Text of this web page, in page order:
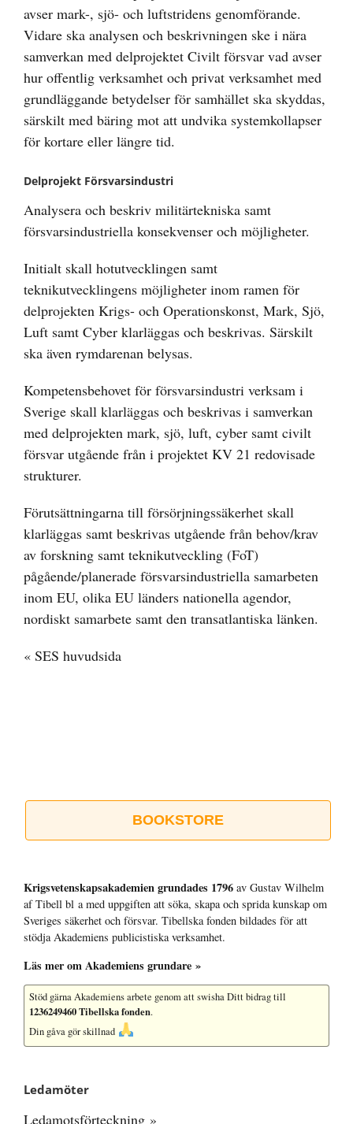
avser mark-, sjö- och luftstridens genomförande.
Vidare ska analysen och beskrivningen ske i nära
samverkan med delprojektet Civilt försvar vad avser
hur offentlig verksamhet och privat verksamhet med
grundläggande betydelser för samhället ska skyddas,
särskilt med bäring mot att undvika systemkollapser
för kortare eller längre tid.
Delprojekt Försvarsindustri
Analysera och beskriv militärtekniska samt
försvarsindustriella konsekvenser och möjligheter.
Initialt skall hotutvecklingen samt
teknikutvecklingens möjligheter inom ramen för
delprojekten Krigs- och Operationskonst, Mark, Sjö,
Luft samt Cyber klarläggas och beskrivas. Särskilt
ska även rymdarenan belysas.
Kompetensbehovet för försvarsindustri verksam i
Sverige skall klarläggas och beskrivas i samverkan
med delprojekten mark, sjö, luft, cyber samt civilt
försvar utgående från i projektet KV 21 redovisade
strukturer.
Förutsättningarna till försörjningssäkerhet skall
klarläggas samt beskrivas utgående från behov/krav
av forskning samt teknikutveckling (FoT)
pågående/planerade försvarsindustriella samarbeten
inom EU, olika EU länders nationella agendor,
nordiskt samarbete samt den transatlantiska länken.
« SES huvudsida
BOOKSTORE
Krigsvetenskap­sakademien grundades 1796 av Gustav Wilhelm
af Tibell bl a med uppgiften att söka, skapa och sprida kunskap om
Sveriges säkerhet och försvar. Tibellska fonden bildades för att
stödja Akademiens publicistiska verksamhet.
Läs mer om Akademiens grundare »
Stöd gärna Akademiens arbete genom att swisha Ditt bidrag till
1236249460 Tibellska fonden.
Din gåva gör skillnad
Ledamöter
Ledamotsförteckning »